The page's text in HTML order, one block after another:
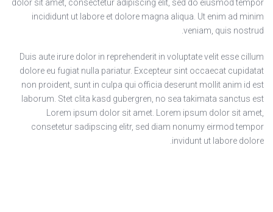
dolor sit amet, consectetur adipiscing elit, sed do eiusmod tempor
incididunt ut labore et dolore magna aliqua. Ut enim ad minim
veniam, quis nostrud.
Duis aute irure dolor in reprehenderit in voluptate velit esse cillum
dolore eu fugiat nulla pariatur. Excepteur sint occaecat cupidatat
non proident, sunt in culpa qui officia deserunt mollit anim id est
laborum. Stet clita kasd gubergren, no sea takimata sanctus est
Lorem ipsum dolor sit amet. Lorem ipsum dolor sit amet,
consetetur sadipscing elitr, sed diam nonumy eirmod tempor
invidunt ut labore dolore.